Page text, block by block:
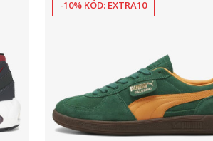
Porovnaj
-10% KÓD: EXTRA10